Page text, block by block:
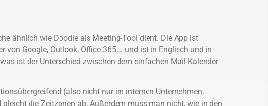
ähnlich wie Doodle als Meeting-Tool dient. Die App ist
von Google, Outlook, Office 365,… und ist in Englisch und in
ist der Unterschied zwischen dem einfachen Mail-Kalender
(also nicht nur im internen Unternehmen,
gleicht die Zeitzonen ab. Außerdem muss man nicht, wie in den